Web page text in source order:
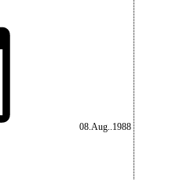
08.Aug..1988